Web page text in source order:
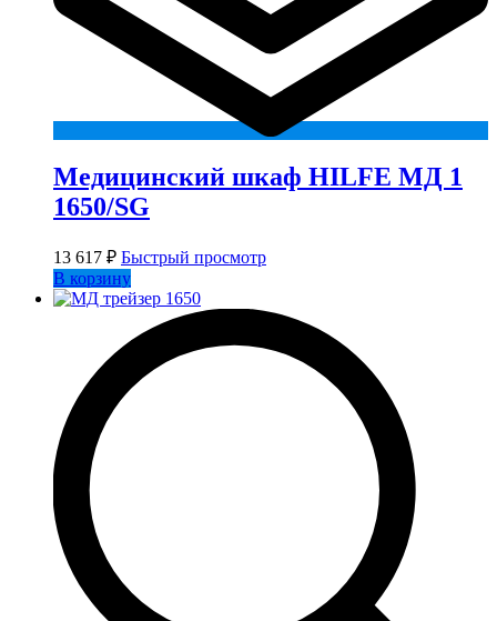
Медицинский шкаф HILFE МД 1
1650/SG
13 617 ₽ Быстрый просмотр
В корзину